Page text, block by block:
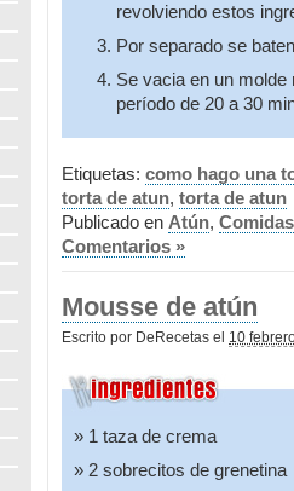
revolviendo estos
Por separado se
Se vacia en un
período de 20 a 30
Etiquetas: como hago una
torta de atun, torta de atun
Publicado en Atún, Comidas
Comentarios »
Mousse de atún
Escrito por DeRecetas el 10
1 taza de crema
2 sobrecitos de grenetina